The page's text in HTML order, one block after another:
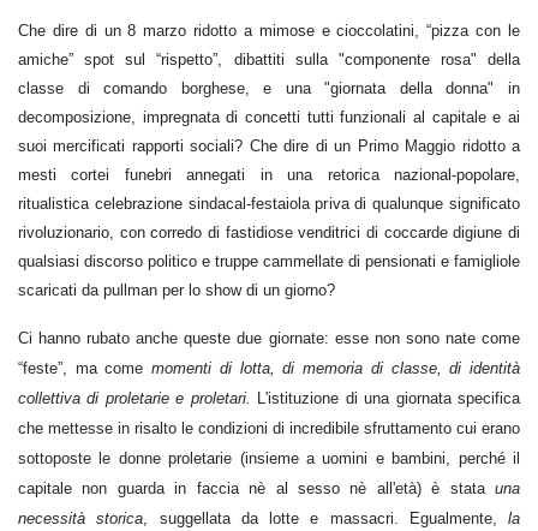
Che dire di un 8 marzo ridotto a mimose e cioccolatini, “pizza con le
amiche” spot sul “rispetto”, dibattiti sulla "componente rosa" della
classe di comando borghese, e una "giornata della donna" in
decomposizione, impregnata di concetti tutti funzionali al capitale e ai
suoi mercificati rapporti sociali? Che dire di un Primo Maggio ridotto a
mesti cortei funebri annegati in una retorica nazional-popolare,
ritualistica celebrazione sindacal-festaiola priva di qualunque significato
rivoluzionario, con corredo di fastidiose venditrici di coccarde digiune di
qualsiasi discorso politico e truppe cammellate di pensionati e famigliole
scaricati da pullman per lo show di un giorno?
Ci hanno rubato anche queste due giornate: esse non sono nate come
“feste”, ma comemomenti di lotta, di memoria di classe, di identità
collettiva di proletarie e proletari. L'istituzione di una giornata specifica
che mettesse in risalto le condizioni di incredibile sfruttamento cui erano
sottoposte le donne proletarie (insieme a uomini e bambini, perché il
capitale non guarda in faccia nè al sesso nè all'età) è stata una
necessità storica, suggellata da lotte e massacri. Egualmente, la